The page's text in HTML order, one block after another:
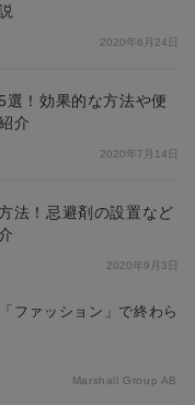
2020年6月24日
！効果的な方法や便
介
2020年7月14日
法！忌避剤の設置など
2020年9月3日
ファッション」で終わら
Marshall Group AB